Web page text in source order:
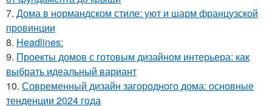
7. Дома в нормандском стиле: уют и шарм французской
провинции
8. Headlines:
9. Проекты домов с готовым дизайном интерьера: как
выбрать идеальный вариант
10. Современный дизайн загородного дома: основные
тенденции 2024 года